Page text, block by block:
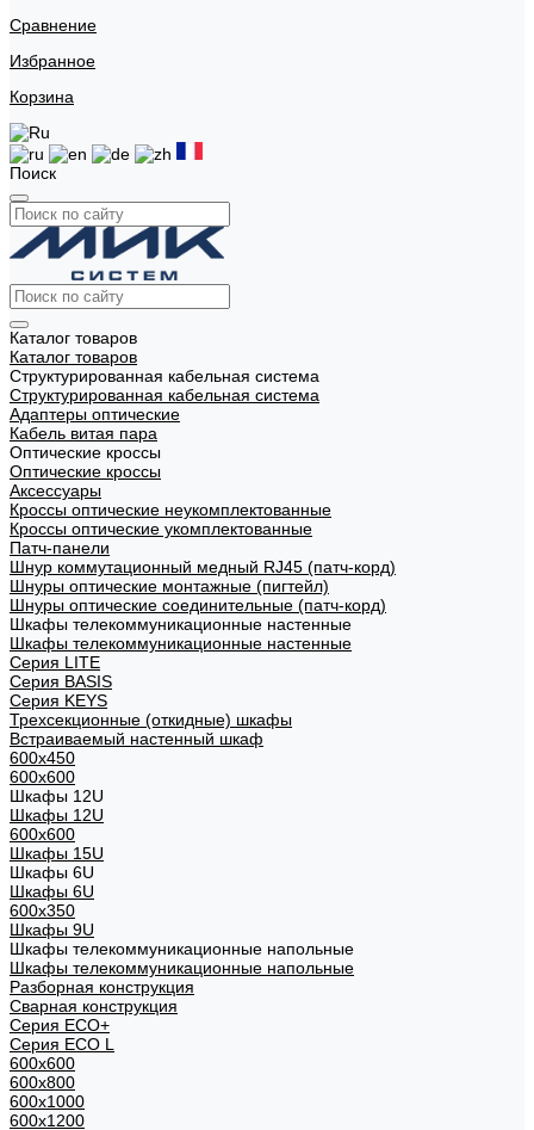
Сравнение
Избранное
Корзина
Поиск
Каталог товаров
Каталог товаров
Структурированная кабельная система
Структурированная кабельная система
Адаптеры оптические
Кабель витая пара
Оптические кроссы
Оптические кроссы
Аксессуары
Кроссы оптические неукомплектованные
Кроссы оптические укомплектованные
Патч-панели
Шнур коммутационный медный RJ45 (патч-корд)
Шнуры оптические монтажные (пигтейл)
Шнуры оптические соединительные (патч-корд)
Шкафы телекоммуникационные настенные
Шкафы телекоммуникационные настенные
Cерия LITE
Cерия BASIS
Cерия KEYS
Трехсекционные (откидные) шкафы
Встраиваемый настенный шкаф
600x450
600x600
Шкафы 12U
Шкафы 12U
600x600
Шкафы 15U
Шкафы 6U
Шкафы 6U
600x350
Шкафы 9U
Шкафы телекоммуникационные напольные
Шкафы телекоммуникационные напольные
Разборная конструкция
Сварная конструкция
Серия ECO+
Серия ECO L
600x600
600x800
600х1000
600х1200